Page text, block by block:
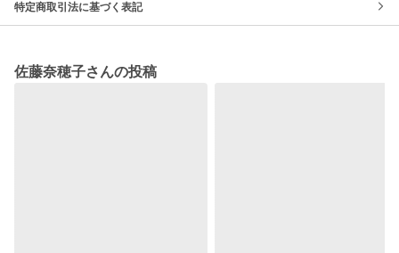
特定商取引法に基づく表記
佐藤奈穂子さんの投稿